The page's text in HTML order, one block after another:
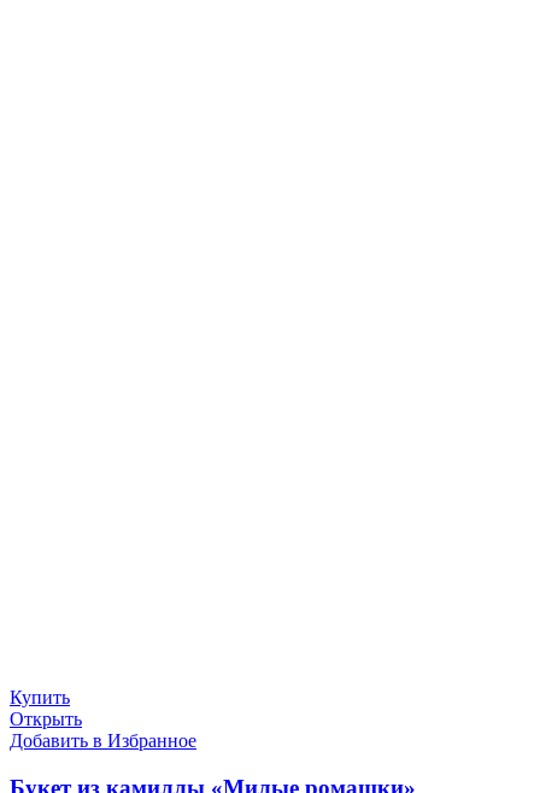
Купить
Открыть
Добавить в Избранное
Букет из камиллы «Милые ромашки»